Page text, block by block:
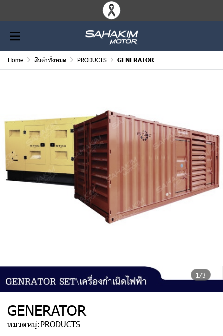
Home สินค้าทั้งหมด PRODUCTS GENERATOR
1/3
GENERATOR
หมวดหมู่:PRODUCTS